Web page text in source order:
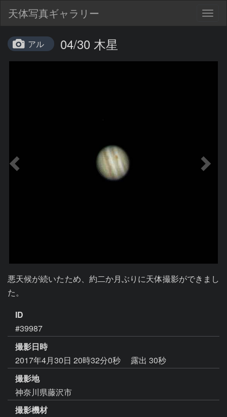
天体写真ギャラリー
アル 04/30 木星
悪天候が続いたため、約二か月ぶりに天体撮影ができまし
た。
ID
#39987
撮影日時
2017年4月30日 20時32分0秒
露出 30秒
撮影地
神奈川県藤沢市
撮影機材